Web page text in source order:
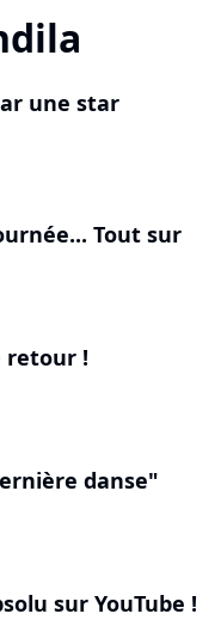
une star
Tout sur
retour !
danse"
sur YouTube !